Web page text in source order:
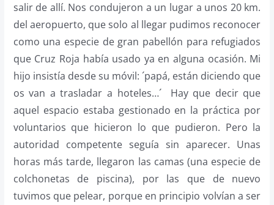
salir de allí. Nos condujeron a un lugar a unos 20 km.
del aeropuerto, que solo al llegar pudimos reconocer
como una especie de gran pabellón para refugiados
que Cruz Roja había usado ya en alguna ocasión. Mi
hijo insistía desde su móvil: ´papá, están diciendo que
os van a trasladar a hoteles…´ Hay que decir que
aquel espacio estaba gestionado en la práctica por
voluntarios que hicieron lo que pudieron. Pero la
autoridad competente seguía sin aparecer. Unas
horas más tarde, llegaron las camas (una especie de
colchonetas de piscina), por las que de nuevo
tuvimos que pelear, porque en principio volvían a ser